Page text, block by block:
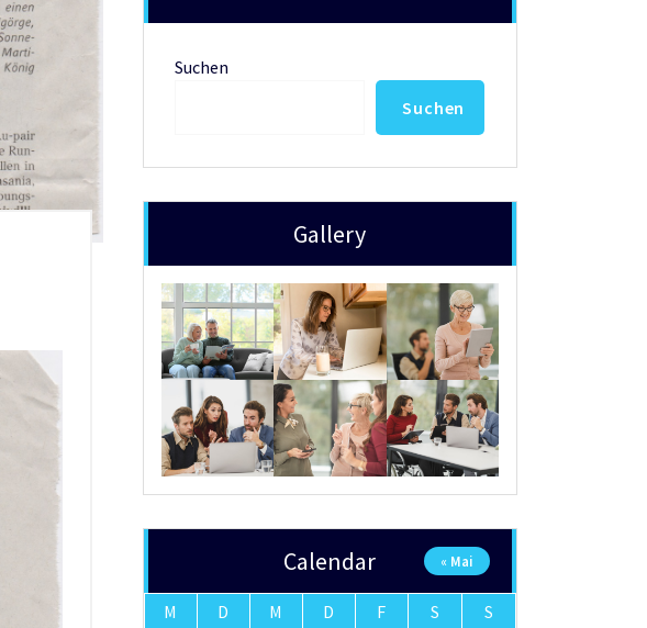
Suchen
Suchen
Gallery
Calendar
M D M D F S
S
« Mai